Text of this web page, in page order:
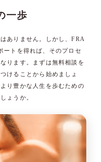
一歩
ありません。しかし、FRA
トを得れば、そのプロセ
ります。まずは無料相談を
けることから始めましょ
り豊かな人生を歩むための
ょうか。